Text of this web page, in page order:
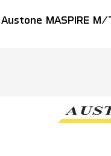
Austone MASPIRE M/T